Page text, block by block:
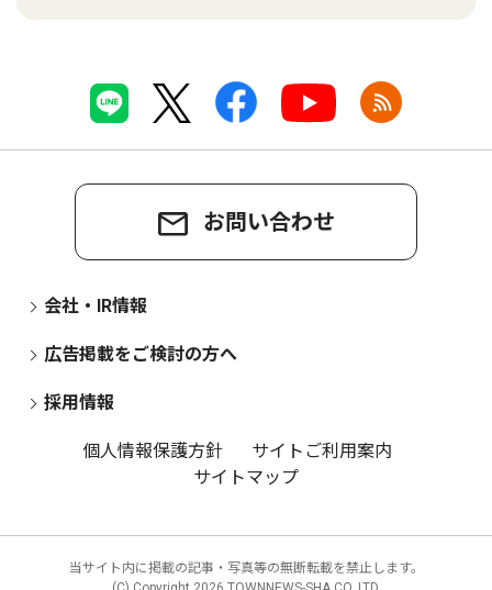
お問い合わせ
会社・IR情報
広告掲載をご検討の方へ
採用情報
個人情報保護方針
サイトご利用案内
サイトマップ
当サイト内に掲載の記事・写真等の無断転載を禁止します。